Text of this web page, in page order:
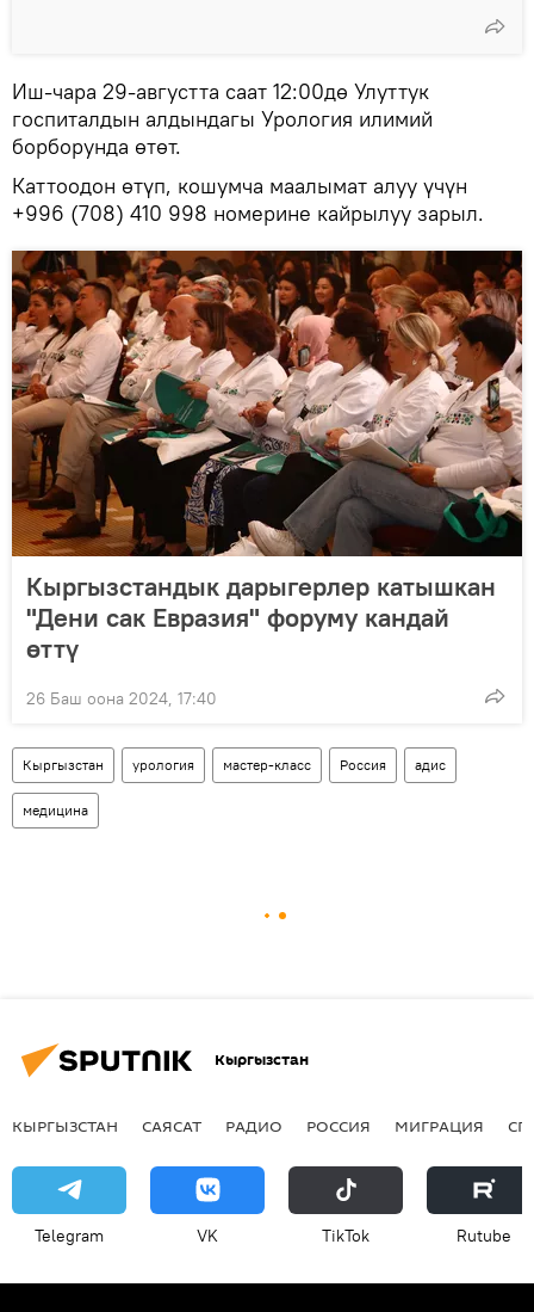
Иш-чара 29-августта саат 12:00дө Улуттук
госпиталдын алдындагы Урология илимий
борборунда өтөт.
Каттоодон өтүп, кошумча маалымат алуу үчүн
+996 (708) 410 998 номерине кайрылуу зарыл.
Кыргызстандык дарыгерлер катышкан
"Дени сак Евразия" форуму кандай
өттү
26 Баш оона 2024, 17:40
Кыргызстан урология мастер-класс Россия адис
медицина
Кыргызстан
КЫРГЫЗСТАН САЯСАТ РАДИО РОССИЯ МИГРАЦИЯ
Telegram VK ТikТоk Rutube